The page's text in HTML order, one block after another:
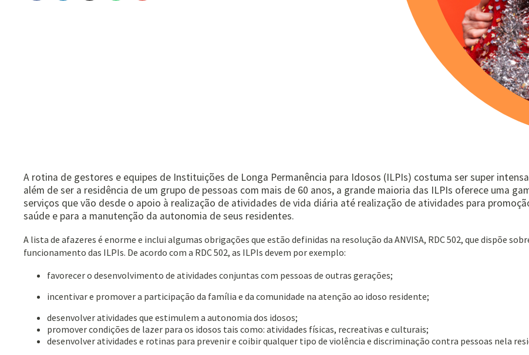
A rotina de gestores e equipes de Instituições de Longa Permanência para Idosos (ILPIs) costuma ser super
além de ser a residência de um grupo de pessoas com mais de 60 anos, a grande maioria das ILPIs oferece uma
serviços que vão desde o apoio à realização de atividades de vida diária até realização de atividades para
saúde e para a manutenção da autonomia de seus residentes.
A lista de afazeres é enorme e inclui algumas obrigações que estão definidas na resolução da ANVISA, RDC 502, que dispõe
funcionamento das ILPIs. De acordo com a RDC 502, as ILPIs devem por exemplo:
favorecer o desenvolvimento de atividades conjuntas com pessoas de outras gerações;
incentivar e promover a participação da família e da comunidade na atenção ao idoso residente;
desenvolver atividades que estimulem a autonomia dos idosos;
promover condições de lazer para os idosos tais como: atividades físicas, recreativas e culturais;
desenvolver atividades e rotinas para prevenir e coibir qualquer tipo de violência e discriminação contra pessoas nela